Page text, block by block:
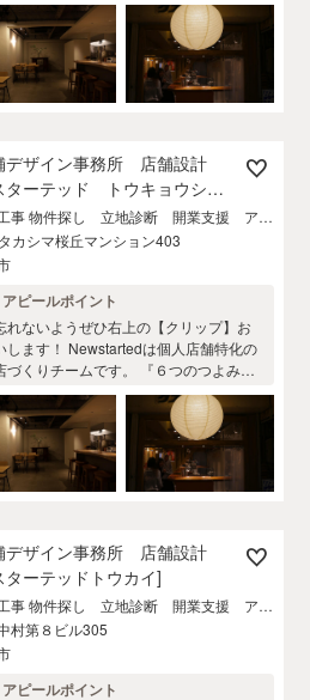
うにも思います。 NewStartedでは潜在
ているやりたいことを引き出し、同業
も他店にない個性を作り出すことがで
ルーム 店舗リノベーショ
は珍しいショールームを設置。お店で
時間を大幅に短縮。本当に必要な時間
ービス価値の向上に使いま しょう。 6.
ターフォロー お店には数多くの人が訪
す。 住宅のように限られた人数で使う
ではありません。傷ついたり、破れた
るのもたくさんの人に使ってもらって
証拠。保証期間延長サービスは、 よく
故障を完全フォロー。 メンテナンスも
的に行います。 →詳しくは akinau care
件以上のお店づくりに関わらせてい
いております。大きさ は10〜15坪ほど
さな店舗が多く、たくさん実績がある
こそ、収納スペースなどの細かな所に
す。 2.街になじむ 100 件を超え
でつくったお店様は閉店率 ５%
。ころころと変わるのではなくずっと
にあるからこそ、人が集まり街になっ
そのエリアに賑わいをもたらします。
社飲食店 akinauでは自社でも飲食店を
しています。自社で経営することで個
るからこそ見えてくるものがある と、
ちは考えています。共に悩みと向き合
トナーです。 4.個性をつくる 世の
は数多くのお店が存在 しています。し
うにも思います。 NewStartedでは潜在
ているやりたいことを引き出し、同業
も他店にない個性を作り出すことがで
ルーム 店舗リノベーショ
は珍しいショールームを設置。お店で
時間を大幅に短縮。本当に必要な時間
ービス価値の向上に使いま しょう。 6.
ターフォロー お店には数多くの人が訪
す。 住宅のように限られた人数で使う
ではありません。傷ついたり、破れた
るのもたくさんの人に使ってもらって
証拠。保証期間延長サービスは、 よく
デザイン事務所 店舗設計
ターテッド トウキョウシシ
援 アフ
カシマ桜丘マンション403
アピールポイント
れないようぜひ右上の【クリップ】お
Newstartedは個人店舗特化の
りチームです。 『６つのつよみ』
多くの事例。 これまでに初出店を中心
件以上のお店づくりに関わらせてい
いております。大きさ は10〜15坪ほど
さな店舗が多く、たくさん実績がある
こそ、収納スペースなどの細かな所に
す。 2.街になじむ 100 件を超え
でつくったお店様は閉店率 ５%
。ころころと変わるのではなくずっと
にあるからこそ、人が集まり街になっ
そのエリアに賑わいをもたらします。
社飲食店 akinauでは自社でも飲食店を
しています。自社で経営することで個
るからこそ見えてくるものがある と、
デザイン事務所 店舗設計
ーテッドトウカイ]
援 アフ
村第８ビル305
アピールポイント